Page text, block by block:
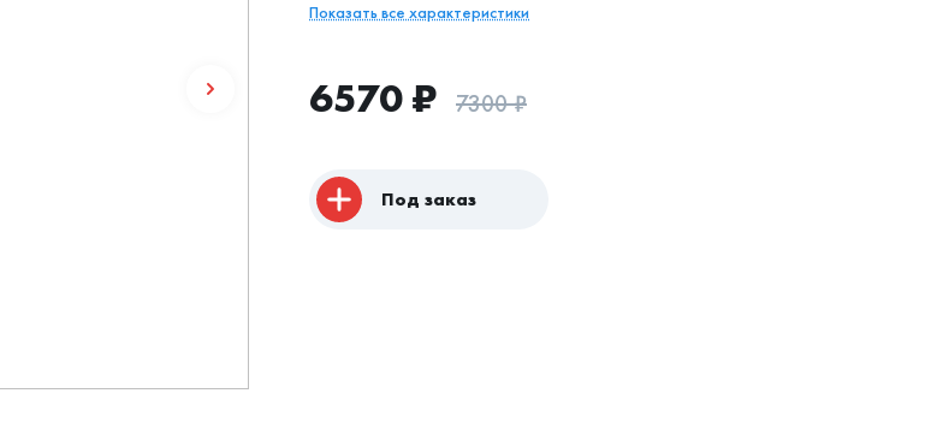
Показать все характеристики
6570₽ 7300₽
Под заказ